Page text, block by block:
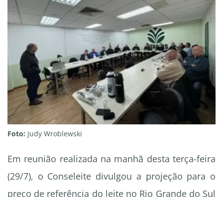
Foto: Judy Wroblewski
Em reunião realizada na manhã desta terça-feira
(29/7), o Conseleite divulgou a projeção para o
preço de referência do leite no Rio Grande do Sul